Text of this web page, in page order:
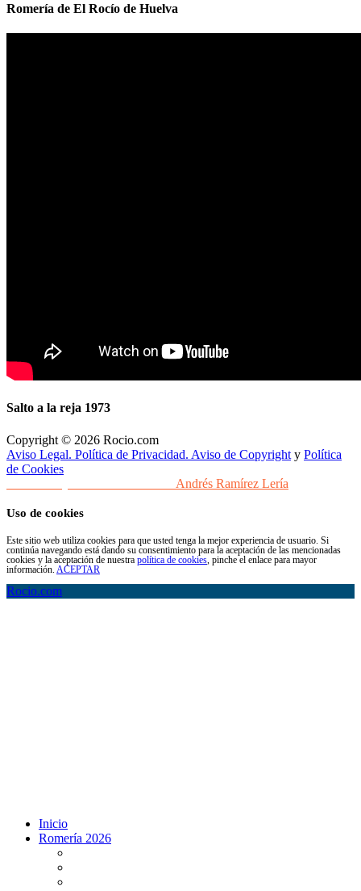
Romería de El Rocío de Huelva
Salto a la reja 1973
Copyright © 2026 Rocio.com
Aviso Legal. Política de Privacidad. Aviso de Copyright y Política
de Cookies
Andrés Ramírez Lería
Uso de cookies
Este sitio web utiliza cookies para que usted tenga la mejor experiencia de usuario. Si
continúa navegando está dando su consentimiento para la aceptación de las mencionadas
cookies y la aceptación de nuestra política de cookies , pinche el enlace para mayor
información. ACEPTAR
Rocio.com
Inicio
Romería 2026